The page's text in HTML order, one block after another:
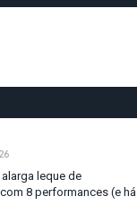
leque de
8 performances (e há